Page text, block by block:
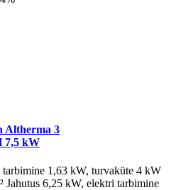
Altherma 3
7,5 kW
1,63 kW, turvaküte 4 kW
Jahutus 6,25 kW, elektri tarbimine